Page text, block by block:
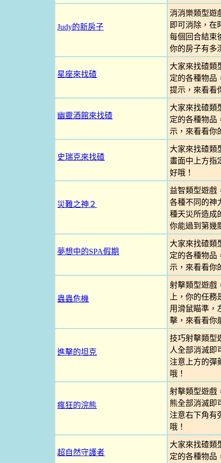
Judy的新房子
消消樂類型遊
即可消除，在
每個回合結束
你的房子有多
星座來找碴
大家來找碴類
定的各種物品
提示，來看看
幽靈酒館來找碴
大家來找碴類
定的各種物品
示，來看看你
史瑞克來找碴
大家來找碴類
畫面中上方指
好哦！
災難之神２
益智類型遊戲
各種不同的神
種天災所造成
你能過到第幾
夢想中的SPA假期
大家來找碴類
定的各種物品
示，來看看你
蟲蟲危機
射擊類型遊戲
上，你的任
用滑鼠瞄準，
擊，來看看你
進擊的坦克
技巧射擊類型
人全部消滅即
注意上方的彈
哦！
瘋狂的浣熊
射擊類型遊戲
熊全部消滅即
注意右下角有
哦！
超自然守護者
大家來找碴類
定的各種物品